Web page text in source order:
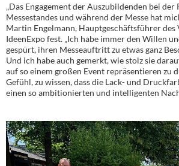
„Das Engagement der Auszubildenden bei der
Messestandes und während der Messe hat
Martin Engelmann, Hauptgeschäftsführer des
IdeenExpo fest. „Ich habe immer den Willen
gespürt, ihren Messeauftritt zu etwas ganz
Und ich habe auch gemerkt, wie stolz sie
auf so einem großen Event repräsentieren zu
Gefühl, zu wissen, dass die Lack- und
einen so ambitionierten und intelligenten